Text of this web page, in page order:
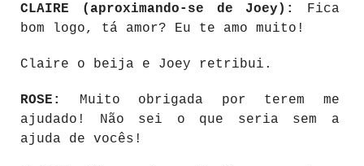
CLAIRE (aproximando-se de Joey):
Fica
bom logo, tá amor? Eu te amo muito!
Claire o beija e Joey retribui.
ROSE:
Muito obrigada por terem me
ajudado! Não sei o que seria sem a
ajuda de vocês!